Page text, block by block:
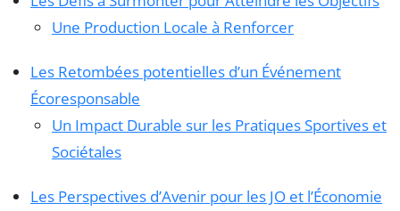
Une Production Locale à Renforcer
Les Retombées potentielles d’un Événement
Écoresponsable
Un Impact Durable sur les Pratiques Sportives et
Sociétales
Les Perspectives d’Avenir pour les JO et l’Économie